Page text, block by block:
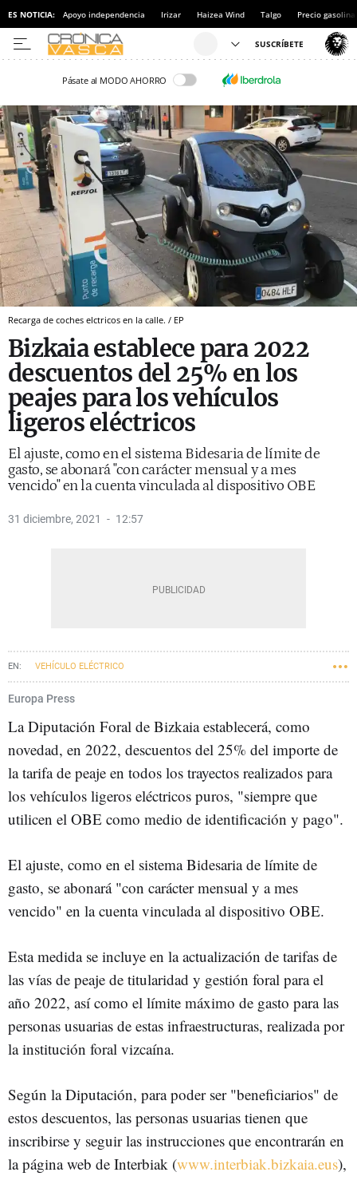
ES NOTICIA: Apoyo independencia Irizar Haizea Wind Talgo Precio gasolina
Pásate al MODO AHORRO
Recarga de coches elctricos en la calle. / EP
Bizkaia establece para 2022
descuentos del 25% en los
peajes para los vehículos
ligeros eléctricos
El ajuste, como en el sistema Bidesaria de límite de
gasto, se abonará "con carácter mensual y a mes
vencido" en la cuenta vinculada al dispositivo OBE
31 diciembre, 2021 12:57
VEHÍCULO ELÉCTRICO
Europa Press
La Diputación Foral de Bizkaia establecerá, como
novedad, en 2022, descuentos del 25% del importe de
la tarifa de peaje en todos los trayectos realizados para
los vehículos ligeros eléctricos puros, "siempre que
utilicen el OBE como medio de identificación y pago".
El ajuste, como en el sistema Bidesaria de límite de
gasto, se abonará "con carácter mensual y a mes
vencido" en la cuenta vinculada al dispositivo OBE.
Esta medida se incluye en la actualización de tarifas de
las vías de peaje de titularidad y gestión foral para el
año 2022, así como el límite máximo de gasto para las
personas usuarias de estas infraestructuras, realizada por
la institución foral vizcaína.
Según la Diputación, para poder ser "beneficiarios" de
estos descuentos, las personas usuarias tienen que
inscribirse y seguir las instrucciones que encontrarán en
la página web de Interbiak (www.interbiak.bizkaia.eus),